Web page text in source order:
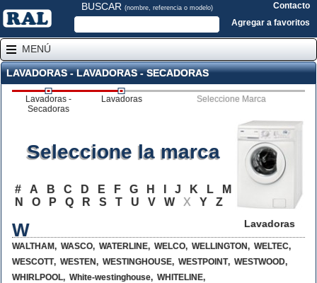
BUSCAR (nombre, referencia o modelo)
Contacto
Agregar a favoritos
MENÚ
LAVADORAS - LAVADORAS - SECADORAS
Lavadoras -
Secadoras
Lavadoras Seleccione Marca
Lavadoras
Seleccione la marca
# A B C D E F G H J K L
M
N
O P Q R S T U V W X Y Z
W
WALTHAM, WASCO, WATERLINE, WELCO, WELLINGTON, WELTEC,
WESCOTT, WESTEN, WESTINGHOUSE, WESTPOINT, WESTWOOD,
WHIRLPOOL, White-westinghouse, WHITELINE,